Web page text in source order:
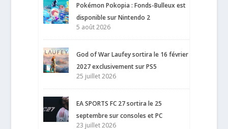
Pokémon Pokopia : Fonds-Bulleux est
disponible sur Nintendo 2
5 août 2026
God of War Laufey sortira le 16 février
2027 exclusivement sur PS5
25 juillet 2026
EA SPORTS FC 27 sortira le 25
septembre sur consoles et PC
23 juillet 2026